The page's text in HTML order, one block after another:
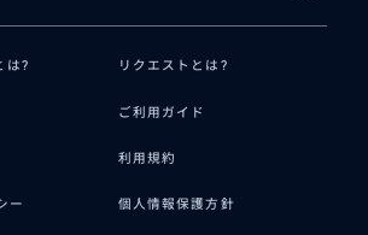
は? リクエストとは?
ご利用ガイド
利用規約
ー 個人情報保護方針